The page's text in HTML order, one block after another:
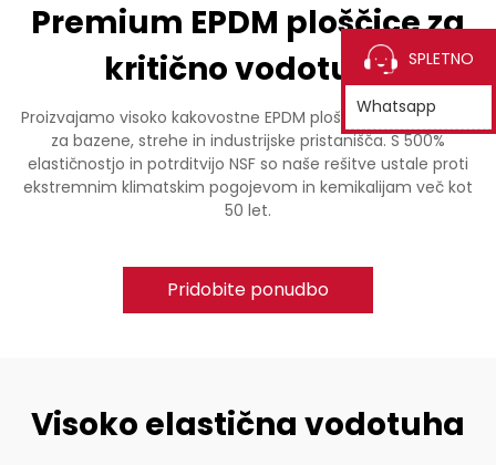
Premium EPDM ploščice za
kritično vodotuho
Proizvajamo visoko kakovostne EPDM ploščice (1,0-3,0mm)
za bazene, strehe in industrijske pristanišča. S 500%
elastičnostjo in potrditvijo NSF so naše rešitve ustale proti
ekstremnim klimatskim pogojevom in kemikalijam več kot
50 let.
Pridobite ponudbo
Visoko elastična vodotuha
SPLETNO
Whatsapp